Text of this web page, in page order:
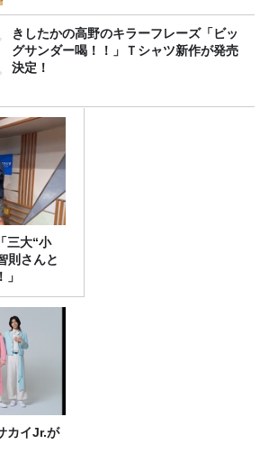
きしたかの高野のキラーフレーズ「ビッ
グサンダー喝！！」Ｔシャツ新作が発売
決定！
則さんと
カイJr.が